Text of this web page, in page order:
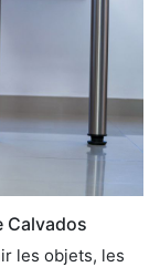
Calvados
les objets, les